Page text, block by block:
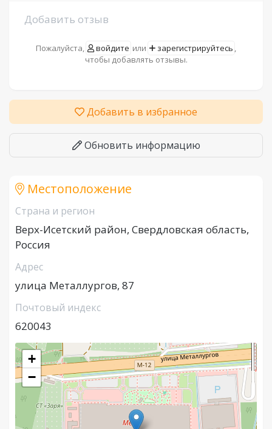
Добавить отзыв
Пожалуйста, войдите или зарегистрируйтесь ,
чтобы добавлять отзывы.
Добавить в избранное
Обновить информацию
Местоположение
Страна и регион
Верх-Исетский район, Свердловская область,
Россия
Адрес
улица Металлургов, 87
Почтовый индекс
620043
+
−